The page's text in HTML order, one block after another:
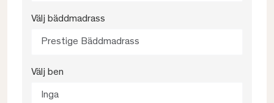
Välj bäddmadrass
Prestige Bäddmadrass
Välj ben
Inga